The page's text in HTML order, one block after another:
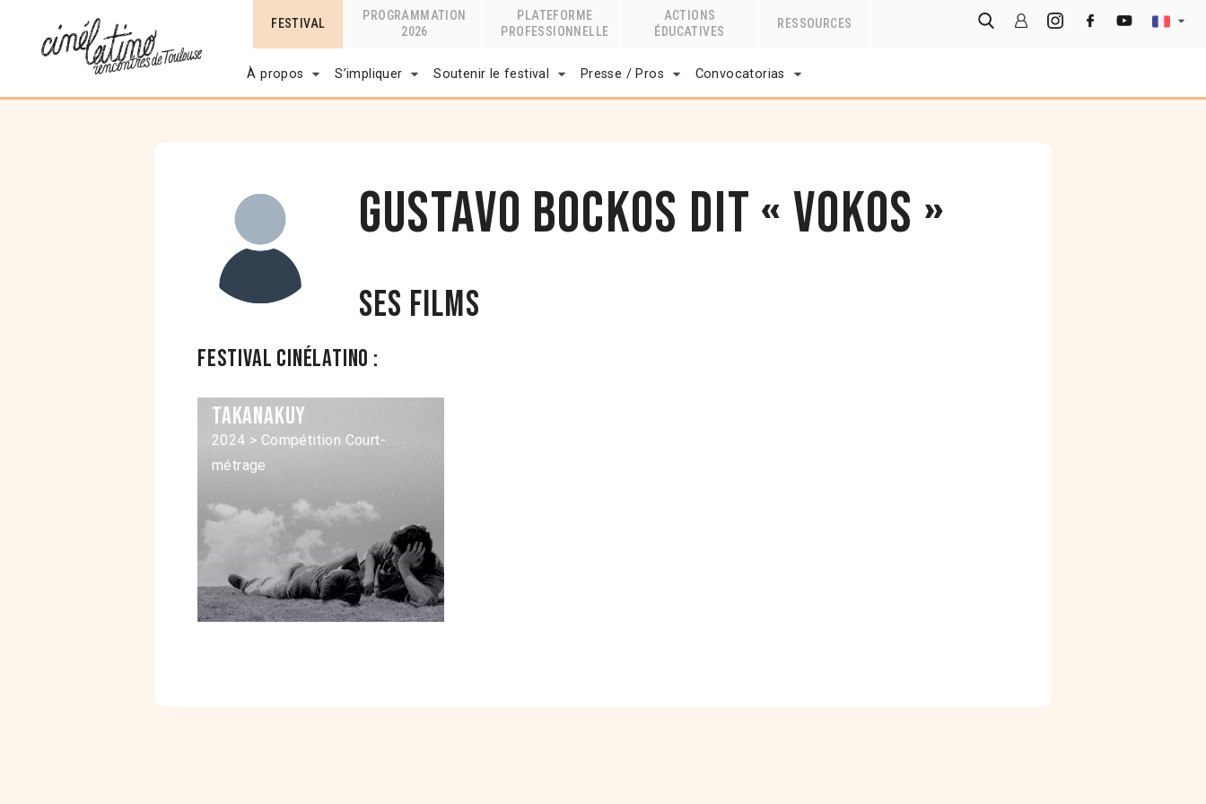
FESTIVAL
PROGRAMMATION
2026
PLATEFORME
PROFESSIONNELLE
ACTIONS
ÉDUCATIVES
RESSOURCES
À propos S’impliquer Soutenir le festival Presse / Pros Convocatorias
Gustavo Bockos dit « Vokos »
Ses films
Festival Cinélatino :
Takanakuy
2024 > Compétition Court-
métrage